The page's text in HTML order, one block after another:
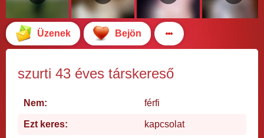
Üzenek Bejön
szurti 43 éves társkereső
Nem: férfi
Ezt keres: kapcsolat